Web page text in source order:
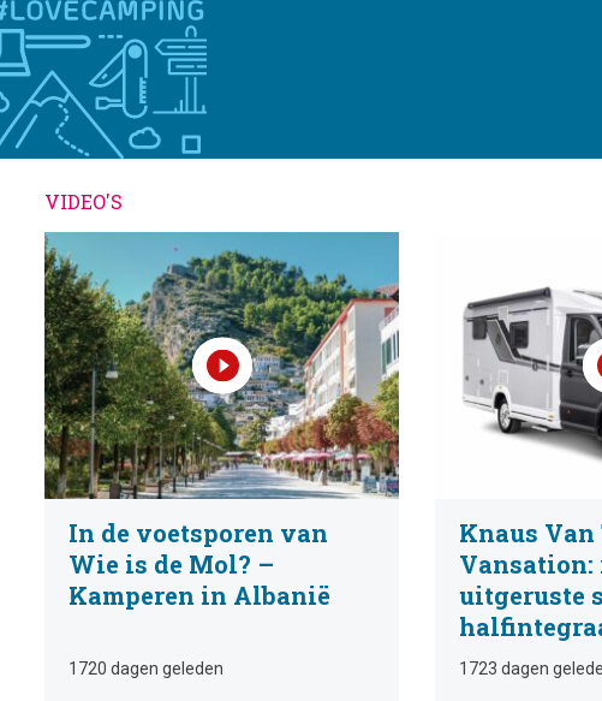
VIDEO'S
In de voetsporen van
Wie is de Mol? –
Kamperen in Albanië
1720 dagen geleden
Knaus Van
uitgeruste
1723 dagen